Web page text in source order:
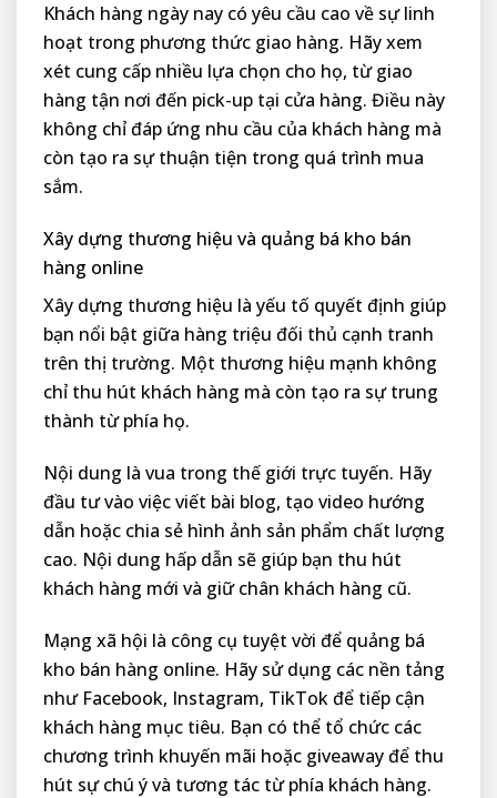
Khách hàng ngày nay có yêu cầu cao về sự linh
hoạt trong phương thức giao hàng. Hãy xem
xét cung cấp nhiều lựa chọn cho họ, từ giao
hàng tận nơi đến pick-up tại cửa hàng. Điều này
không chỉ đáp ứng nhu cầu của khách hàng mà
còn tạo ra sự thuận tiện trong quá trình mua
sắm.
Xây dựng thương hiệu và quảng bá kho bán
hàng online
Xây dựng thương hiệu là yếu tố quyết định giúp
bạn nổi bật giữa hàng triệu đối thủ cạnh tranh
trên thị trường. Một thương hiệu mạnh không
chỉ thu hút khách hàng mà còn tạo ra sự trung
thành từ phía họ.
Nội dung là vua trong thế giới trực tuyến. Hãy
đầu tư vào việc viết bài blog, tạo video hướng
dẫn hoặc chia sẻ hình ảnh sản phẩm chất lượng
cao. Nội dung hấp dẫn sẽ giúp bạn thu hút
khách hàng mới và giữ chân khách hàng cũ.
Mạng xã hội là công cụ tuyệt vời để quảng bá
kho bán hàng online. Hãy sử dụng các nền tảng
như Facebook, Instagram, TikTok để tiếp cận
khách hàng mục tiêu. Bạn có thể tổ chức các
chương trình khuyến mãi hoặc giveaway để thu
hút sự chú ý và tương tác từ phía khách hàng.